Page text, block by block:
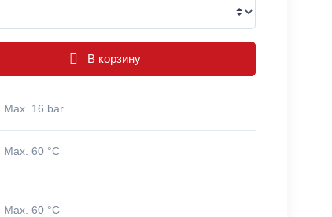
В корзину
Max. 16 bar
Max. 60 °C
Max. 60 °C